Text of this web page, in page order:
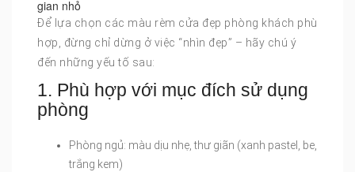
gian nhỏ
Để lựa chọn các màu rèm cửa đẹp phòng khách phù
hợp, đừng chỉ dừng ở việc “nhìn đẹp” – hãy chú ý
đến những yếu tố sau:
1. Phù hợp với mục đích sử dụng
phòng
Phòng ngủ: màu dịu nhẹ, thư giãn (xanh pastel, be,
trắng kem)